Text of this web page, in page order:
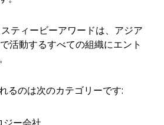
ティービーアワードは、アジア
活動するすべての組織にエント
るのは次のカテゴリーです: